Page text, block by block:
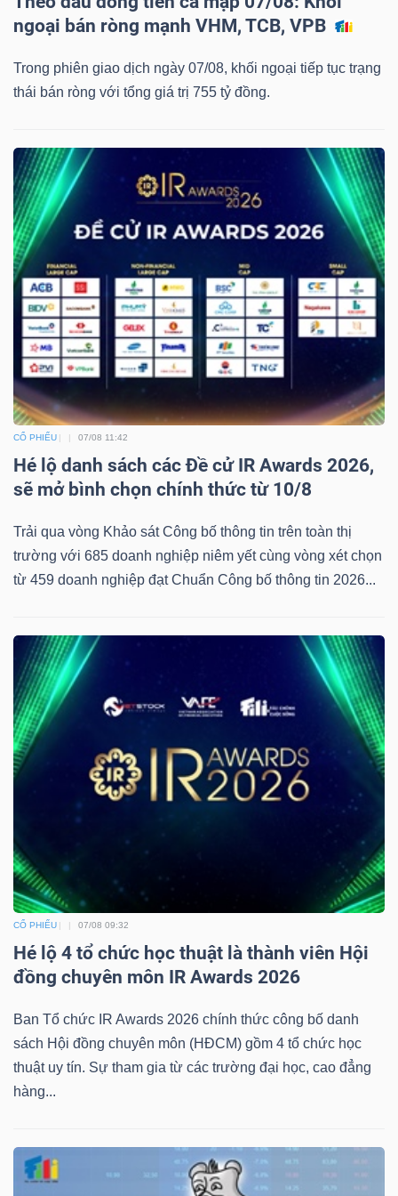
ngoại bán ròng mạnh VHM, TCB, VPB
Trong phiên giao dịch ngày 07/08, khối ngoại tiếp tục trạng
thái bán ròng với tổng giá trị 755 tỷ đồng.
CỔ PHIẾU 07/08 11:42
Hé lộ danh sách các Đề cử IR Awards 2026,
sẽ mở bình chọn chính thức từ 10/8
Trải qua vòng Khảo sát Công bố thông tin trên toàn thị
trường với 685 doanh nghiệp niêm yết cùng vòng xét chọn
từ 459 doanh nghiệp đạt Chuẩn Công bố thông tin 2026...
CỔ PHIẾU 07/08 09:32
Hé lộ 4 tổ chức học thuật là thành viên Hội
đồng chuyên môn IR Awards 2026
Ban Tổ chức IR Awards 2026 chính thức công bố danh
sách Hội đồng chuyên môn (HĐCM) gồm 4 tổ chức học
thuật uy tín. Sự tham gia từ các trường đại học, cao đẳng
hàng...
(-)
Dịch
Đào
tạo
Sách
tài
chính
cụ
đầu
tư
Truyền
thông
tài
chính
Dữ
liệu
tài
chính